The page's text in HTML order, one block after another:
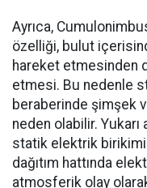
Ayrıca,
özelliği, bulut
hareket etmesinden
etmesi. Bu nedenle
beraberinde şimşek
neden olabilir.
statik elektrik
dağıtım hattında
atmosferik olay